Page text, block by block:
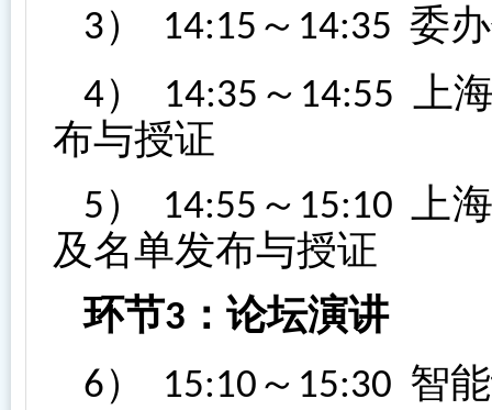
3） 14:15 ～ 14:35 委
4） 14:35 ～ 14:55
上
布与授证
5） 14:55 ～ 15:10 上
及名单发布与授证
环节3 ：论坛演讲
6） 15:10 ～ 15:30 智